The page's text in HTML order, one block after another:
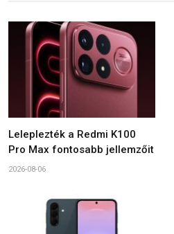
Leleplezték a Redmi K100
Pro Max fontosabb jellemzőit
2026-08-06